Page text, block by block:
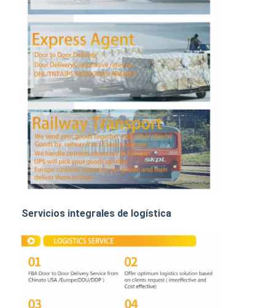
envío expreso
TRANSPORTE DE MERCANCÍAS POR FERROCARRIL
Enviar a Amazon
Transporte de mercancías por camión
Servicio de almacenamiento
Servicios integrales de logística